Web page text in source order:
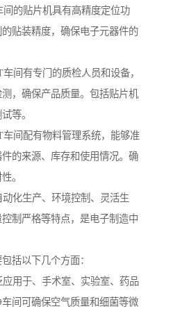
的贴片机具有高精度定位功
贴装精度，确保电子元器件的
间有专门的质检人员和设备，
，确保产品质量。包括贴片机
等。
车间配有物料管理系统，能够准
的来源、库存和使用情况。确
。
化生产、环境控制、灵活生
制严格等特点，是电子制造中
括以下几个方面：
用于、手术室、实验室、药品
间可确保空气质量和细菌等微